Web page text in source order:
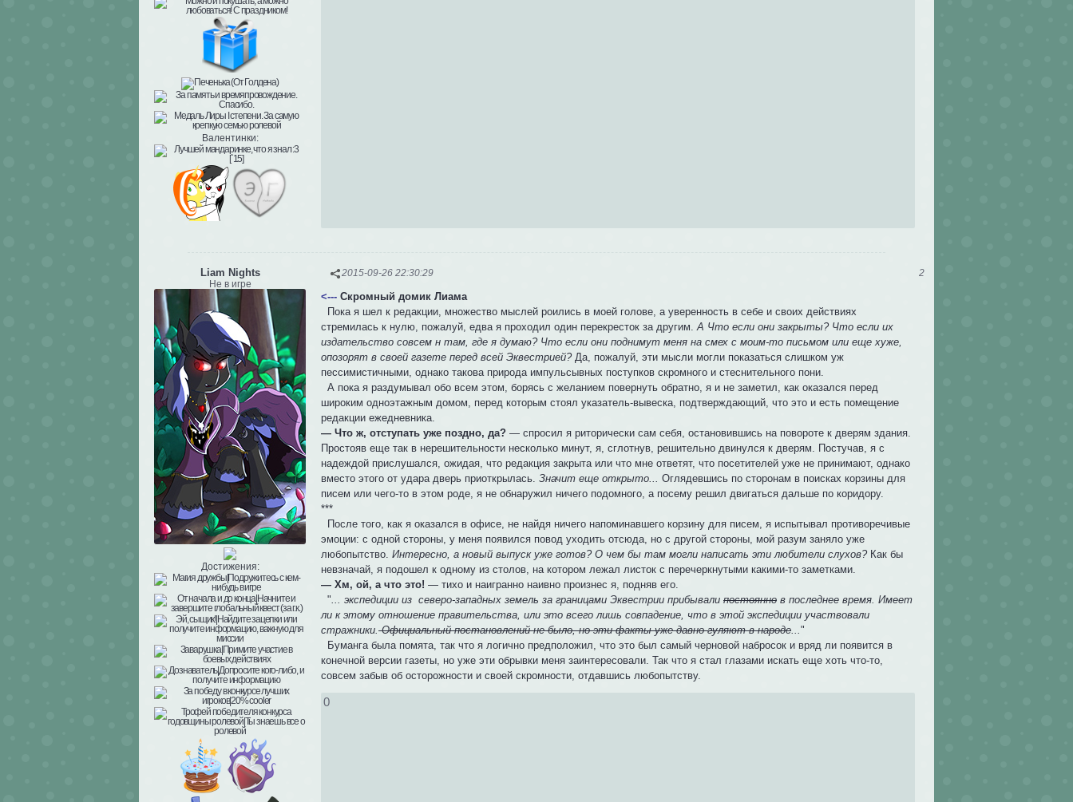
Валентинки:
2
2015-09-26 22:30:29
Liam Nights
Не в игре
Достижения:
<--- Скромный домик Лиама
Пока я шел к редакции, множество мыслей роились в моей голове, а уверенность в себе и своих действиях
стремилась к нулю, пожалуй, едва я проходил один перекресток за другим.А Что если они закрыты? Что если их
издательство совсем н там, где я думаю? Что если они поднимут меня на смех с моим-то письмом или еще хуже,
опозорят в своей газете перед всей Эквестрией?Да, пожалуй, эти мысли могли показаться слишком уж
пессимистичными, однако такова природа импульсывных поступков скромного и стеснительного пони.
А пока я раздумывал обо всем этом, борясь с желанием повернуть обратно, я и не заметил, как оказался перед
широким одноэтажным домом, перед которым стоял указатель-вывеска, подтверждающий, что это и есть помещение
редакции ежедневника.
— Что ж, отступать уже поздно, да? — спросил я риторически сам себя, остановившись на повороте к дверям здания.
Простояв еще так в нерешительности несколько минут, я, сглотнув, решительно двинулся к дверям. Постучав, я с
надеждой прислушался, ожидая, что редакция закрыта или что мне ответят, что посетителей уже не принимают, однако
вместо этого от удара дверь приоткрылась.Значит еще открыто...
Оглядевшись по сторонам в поисках корзины для
писем или чего-то в этом роде, я не обнаружил ничего подомного, а посему решил двигаться дальше по коридору.
***
После того, как я оказался в офисе, не найдя ничего напоминавшего корзину для писем, я испытывал противоречивые
эмоции: с одной стороны, у меня появился повод уходить отсюда, но с другой стороны, мой разум заняло уже
любопытство.Интересно, а новый выпуск уже готов? О чем бы там могли написать эти любители слухов? Как бы
невзначай, я подошел к одному из столов, на котором лежал листок с перечеркнутыми какими-то заметками.
— Хм, ой, а что это! — тихо и наигранно наивно произнес я, подняв его.
" ... экспедиции из северо-западных земель за границами Эквестрии прибывалипостоянно в последнее время. Имеет
ли к этому отношение правительства, или это всего лишь совпадение, что в этой экспедиции участвовали
стражники.Официальный постановлений не было, но эти факты уже давно гуляют в народе ..."
Буманга была помята, так что я логично предположил, что это был самый черновой набросок и вряд ли появится в
конечной версии газеты, но уже эти обрывки меня заинтересовали. Так что я стал глазами искать еще хоть что-то,
совсем забыв об осторожности и своей скромности, отдавшись любопытству.
0